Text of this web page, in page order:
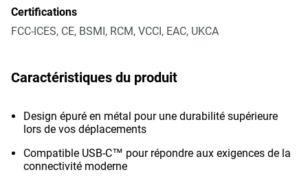
Certifications
FCC-ICES, CE, BSMI, RCM, VCCI, EAC, UKCA
Caractéristiques du produit
Design épuré en métal pour une durabilité supérieure
lors de vos déplacements
Compatible USB-C™ pour répondre aux exigences de la
connectivité moderne